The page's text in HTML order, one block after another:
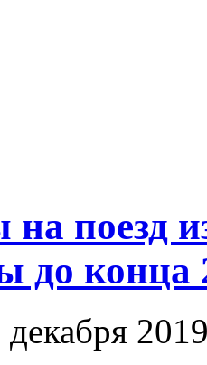
на поезд
до конца
декабря